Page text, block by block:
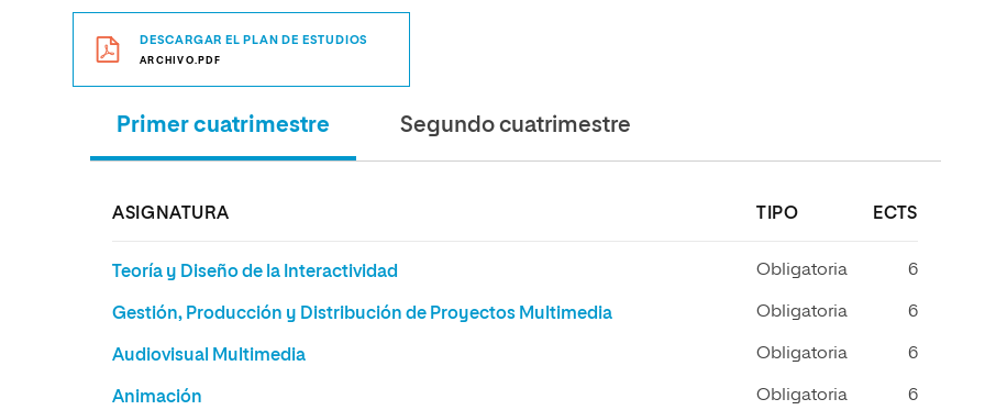
DESCARGAR EL PLAN DE ESTUDIOS
ARCHIVO.PDF
Primer cuatrimestre Segundo cuatrimestre
ASIGNATURA TIPO ECTS
Teoría y Diseño de la Interactividad Obligatoria 6
Gestión, Producción y Distribución de Proyectos Multimedia Obligatoria 6
Audiovisual Multimedia Obligatoria 6
Animación Obligatoria 6